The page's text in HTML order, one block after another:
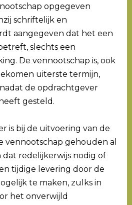
opgegeven
schriftelijk en
aangegeven dat het een
slechts een
De vennootschap is, ook
uiterste termijn,
de opdrachtgever
gesteld.
is bij de uitvoering van de
vennootschap gehouden al
redelijkerwijs nodig of
tijdige levering door de
te maken, zulks in
het onverwijld